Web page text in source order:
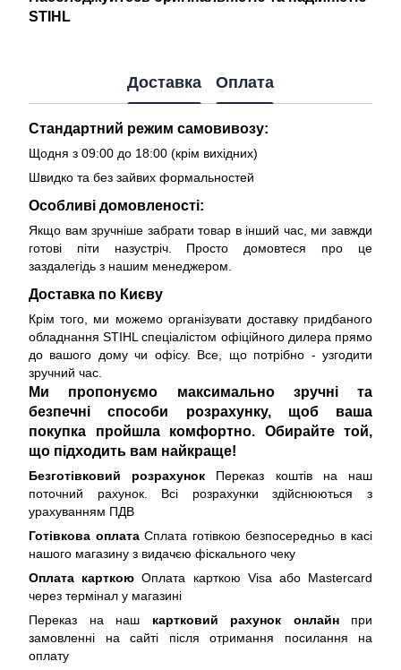
STIHL
Доставка Оплата
Стандартний режим самовивозу:
Щодня з 09:00 до 18:00 (крім вихідних)
Швидко та без зайвих формальностей
Особливі домовленості:
Якщо вам зручніше забрати товар в інший час, ми завжди
готові піти назустріч. Просто домовтеся про це
заздалегідь з нашим менеджером.
Доставка по Києву
Крім того, ми можемо організувати доставку придбаного
обладнання STIHL спеціалістом офіційного дилера прямо
до вашого дому чи офісу. Все, що потрібно - узгодити
зручний час.
Ми пропонуємо максимально зручні та
безпечні способи розрахунку, щоб ваша
покупка пройшла комфортно. Обирайте той,
що підходить вам найкраще!
Безготівковий розрахунок Переказ коштів на наш
поточний рахунок. Всі розрахунки здійснюються з
урахуванням ПДВ
Готівкова оплатаСплата готівкою безпосередньо в касі
нашого магазину з видачєю фіскального чеку
Оплата карткою Оплата карткою Visa або Mastercard
через термінал у магазині
Переказ на наш картковий рахунок онлайнпри
замовленні на сайті після отримання посилання на
оплату